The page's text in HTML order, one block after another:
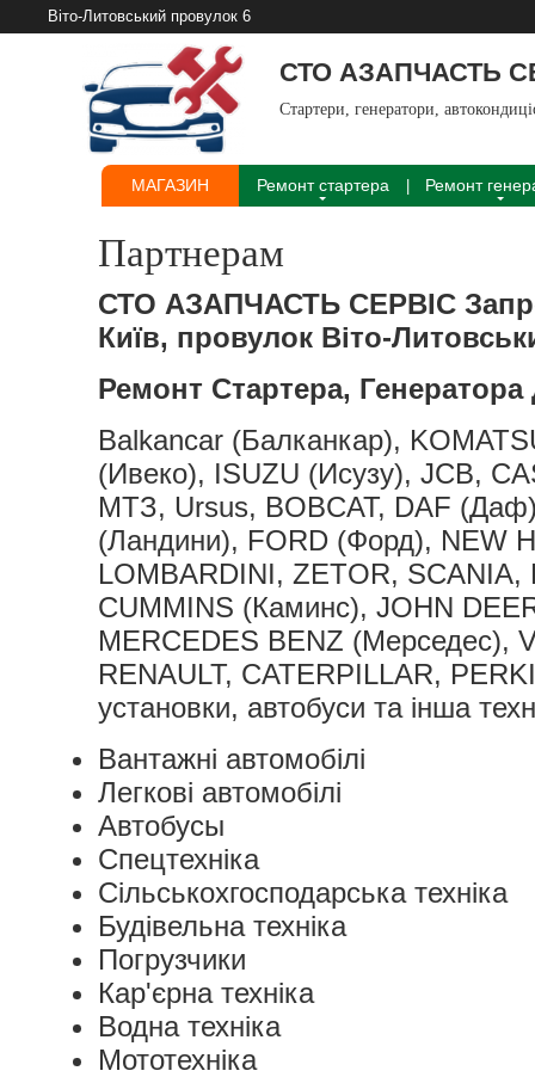
Віто-Литовський провулок 6
СТО АЗАПЧАСТЬ
Стартери, генератори,
МАГАЗИН Ремонт стартера Ремонт
Партнерам
СТО АЗАПЧАСТЬ СЕРВІС
Київ, провулок Віто-
Ремонт Стартера, Генератора
Balkancar (Балканкар),
(Ивеко), ISUZU (Исузу), JCB,
МТЗ, Ursus, BOBCAT, DAF
(Ландини), FORD (Форд), NEW
LOMBARDINI, ZETOR,
CUMMINS (Каминс), JOHN
MERCEDES BENZ (Мерседес),
RENAULT, CATERPILLAR,
установки, автобуси та інша
Вантажні автомобілі
Легкові автомобілі
Автобусы
Спецтехніка
Сільськохгосподарська техніка
Будівельна техніка
Погрузчики
Кар'єрна техніка
Водна техніка
Мототехніка